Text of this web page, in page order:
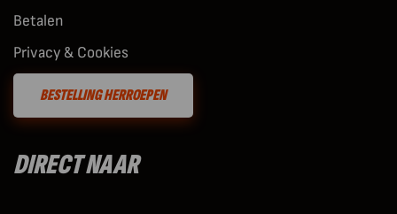
Betalen
Privacy & Cookies
BESTELLING HERROEPEN
DIRECT NAAR